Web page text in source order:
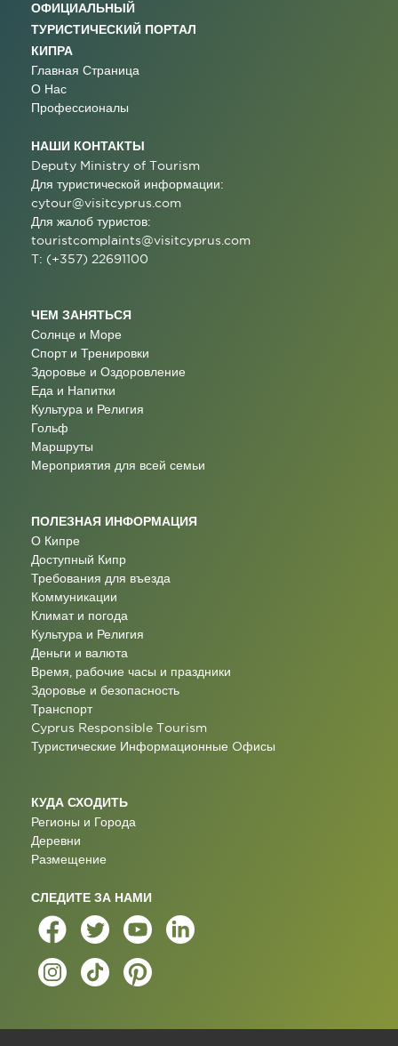
ОФИЦИАЛЬНЫЙ
ТУРИСТИЧЕСКИЙ ПОРТАЛ
КИПРА
Главная Страница
О Нас
Профессионалы
НАШИ КОНТАКТЫ
Deputy Ministry of Tourism
Для туристической информации:
cytour@visitcyprus.com
Для жалоб туристов:
touristcomplaints@visitcyprus.com
T: (+357) 22691100
ЧЕМ ЗАНЯТЬСЯ
Солнце и Море
Спорт и Тренировки
Здоровье и Оздоровление
Еда и Напитки
Культура и Религия
Гольф
Маршруты
Мероприятия для всей семьи
ПОЛЕЗНАЯ ИНФОРМАЦИЯ
О Кипре
Доступный Кипр
Требования для въезда
Коммуникации
Климат и погода
Культура и Религия
Деньги и валюта
Время, рабочие часы и праздники
Здоровье и безопасность
Транспорт
Cyprus Responsible Tourism
Туристические Информационные Oфисы
КУДА СХОДИТЬ
Регионы и Города
Деревни
Размещение
СЛЕДИТЕ ЗА НАМИ